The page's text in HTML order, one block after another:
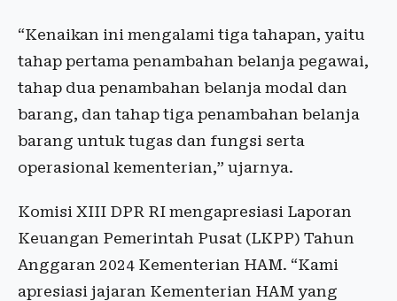
“Kenaikan ini mengalami tiga tahapan, yaitu
tahap pertama penambahan belanja pegawai,
tahap dua penambahan belanja modal dan
barang, dan tahap tiga penambahan belanja
barang untuk tugas dan fungsi serta
operasional kementerian,” ujarnya.
Komisi XIII DPR RI mengapresiasi Laporan
Keuangan Pemerintah Pusat (LKPP) Tahun
Anggaran 2024 Kementerian HAM. “Kami
apresiasi jajaran Kementerian HAM yang